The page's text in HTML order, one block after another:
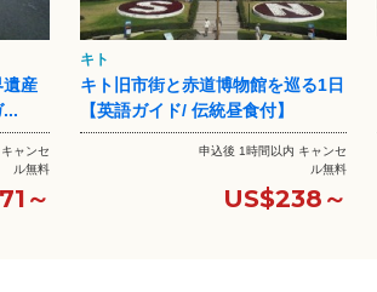
1日
ャンセ
ル無料
～
キト
キト空港送迎【片道/ プライベー
ト/ ドライバーのみ】
申込後 1時間以内 キャンセ
ル無料
US$45～